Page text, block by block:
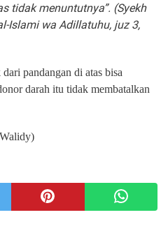
tidak menuntutnya”. (Syekh
Islami wa Adillatuhu, juz 3,
pandangan di atas bisa
darah itu tidak membatalkan